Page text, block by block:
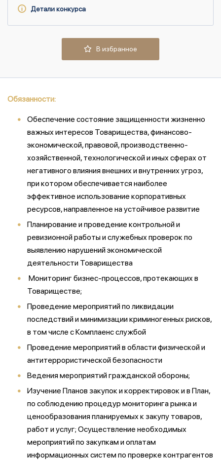
Детали конкурса
В избранное
Обязанности:
Обеспечение состояние защищенности жизненно
важных интересов Товарищества, финансово-
экономической, правовой, производственно-
хозяйственной, технологической и иных сферах от
негативного влияния внешних и внутренних угроз,
при котором обеспечивается наиболее
эффективное использование корпоративных
ресурсов, направленное на устойчивое развитие
Планирование и проведение контрольной и
ревизионной работы и служебных проверок по
выявлению нарушений экономической
деятельности Товарищества
Мониторинг бизнес-процессов, протекающих в
Товариществе;
Проведение мероприятий по ликвидации
последствий и минимизации криминогенных рисков,
в том числе с Комплаенс службой
Проведение мероприятий в области физической и
антитеррористической безопасности
Ведения мероприятий гражданской обороны;
Изучение Планов закупок и корректировок и в План,
по соблюдению процедур мониторинга рынка и
ценообразования планируемых к закупу товаров,
работ и услуг; Осуществление необходимых
мероприятий по закупкам и оплатам
информационных систем по проверке контрагентов